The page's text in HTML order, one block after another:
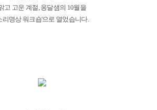
고 고운 계절, 옹달샘의 10월을
리명상 워크숍'으로 열었습니다.